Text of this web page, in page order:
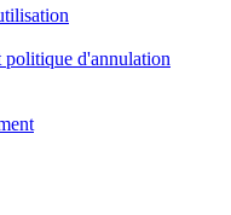
politique d'annulation